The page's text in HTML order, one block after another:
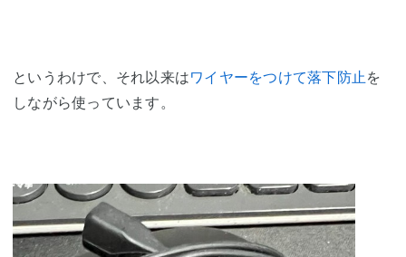
というわけで、それ以来はワイヤーをつけて落下防止を
しながら使っています。